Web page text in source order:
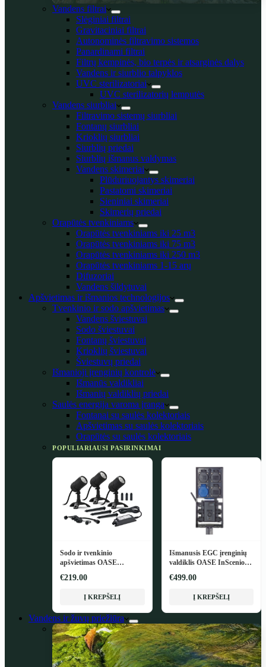
Vandens filtrai
Slėginiai filtrai
Gravitaciniai filtrai
Autonominės filtravimo sistemos
Panardinami filtrai
Filtrų kempinės, bio terpės ir atsarginės dalys
Vandens ir siurblio talpyklos
UVC sterilizatoriai
UVC sterilizatorių lemputės
Vandens siurbliai
Filtravimo sistemų siurbliai
Fontanų siurbliai
Krioklių siurbliai
Siurblių priedai
Siurblių išmanus valdymas
Vandens skimeriai
Plūduriuojantys skimeriai
Pastatomi skimeriai
Sieniniai skimeriai
Skimerių priedai
Orapūtės tvenkiniams
Orapūtės tvenkiniams iki 25 m3
Orapūtės tvenkiniams iki 75 m3
Orapūtės tvenkiniams iki 250 m3
Orapūtės tvenkiniams 1-15 arų
Difuzoriai
Vandens šildytuvai
Apšvietimas ir išmanios technologijos
Tvenkinio ir sodo apšvietimas
Vandens šviestuvai
Sodo šviestuvai
Fontanų šviestuvai
Krioklių šviestuvai
Šviestuvų priedai
Išmanioji įrenginių kontrolė
Išmanūs valdikliai
Išmanių valdiklių priedai
Saulės energija varoma įranga
Fontanai su saulės kolektoriais
Apšvietimas su saulės kolektoriais
Orapūtės su saulės kolektoriais
POPULIARIAUSI PASIRINKIMAI
Sodo ir tvenkinio
apšvietimas OASE
€219.00
Į KREPŠELĮ
Išmanusis EGC įrenginių
valdiklis OASE InScenio
€499.00
Į KREPŠELĮ
Vandens ir žuvų priežiūra